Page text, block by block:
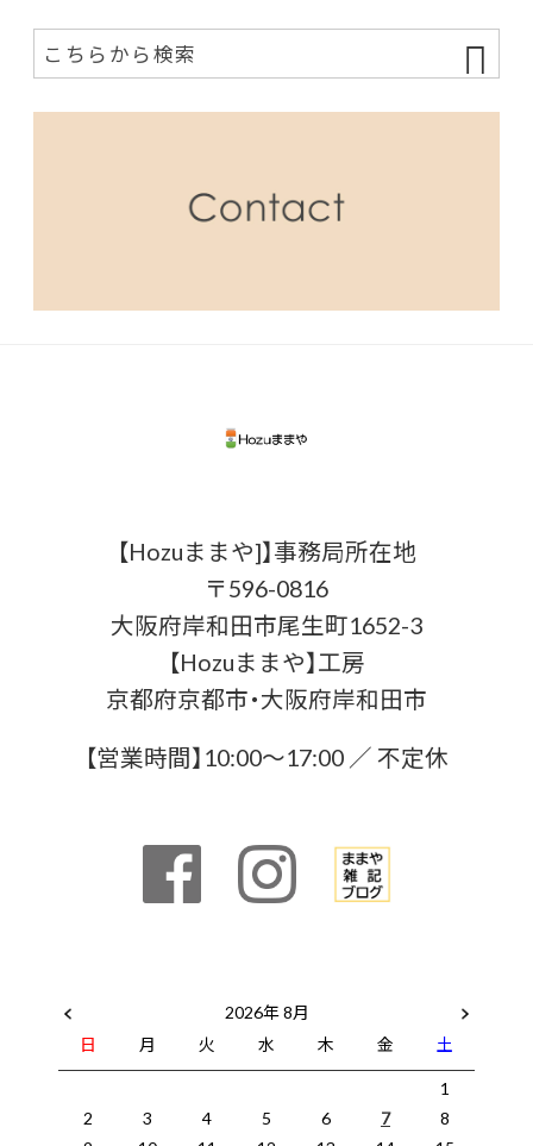
【Hozuままや]】事務局所在地
〒596-0816
大阪府岸和田市尾生町1652-3
【Hozuままや】工房
京都府京都市・大阪府岸和田市
【営業時間】10:00〜17:00 ／ 不定休
2026年 8月
日
月 火 水 木 金
土
1
2
3 4 5 6 7
8